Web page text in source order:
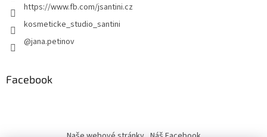
https://www.fb.com/jsantini.cz
kosmeticke_studio_santini
@jana.petinov
Facebook